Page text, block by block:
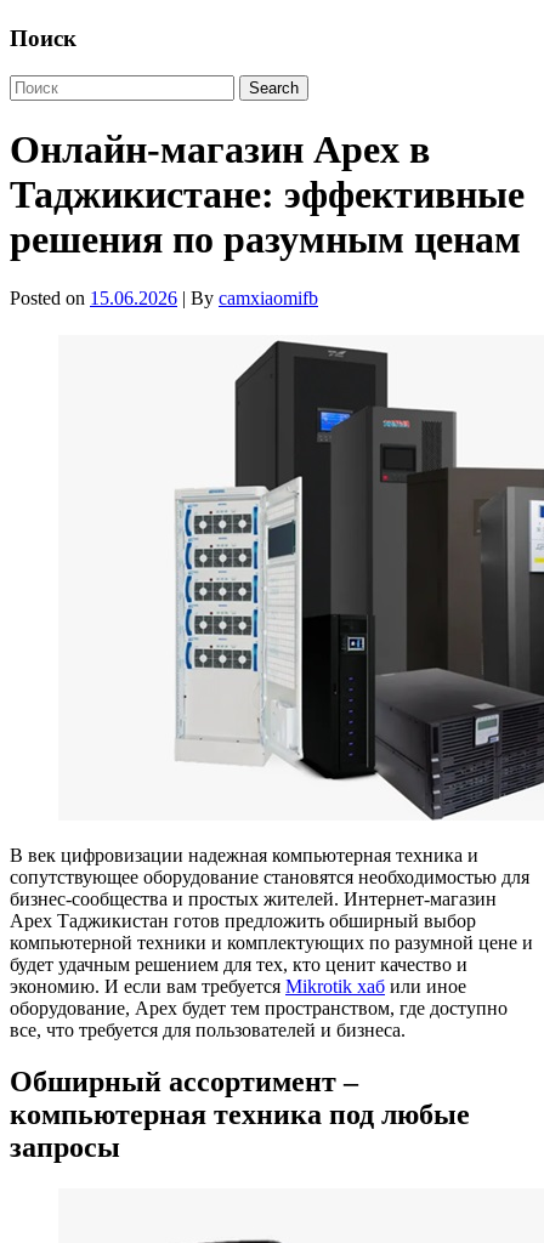
Поиск
Онлайн-магазин Apex в
Таджикистане: эффективные
решения по разумным ценам
Posted on 15.06.2026 | By camxiaomifb
В век цифровизации надежная компьютерная техника и
сопутствующее оборудование становятся необходимостью для
бизнес-сообщества и простых жителей. Интернет-магазин
Apex Таджикистан готов предложить обширный выбор
компьютерной техники и комплектующих по разумной цене и
будет удачным решением для тех, кто ценит качество и
экономию. И если вам требуется Mikrotik хаб или иное
оборудование, Apex будет тем пространством, где доступно
все, что требуется для пользователей и бизнеса.
Обширный ассортимент –
компьютерная техника под любые
запросы